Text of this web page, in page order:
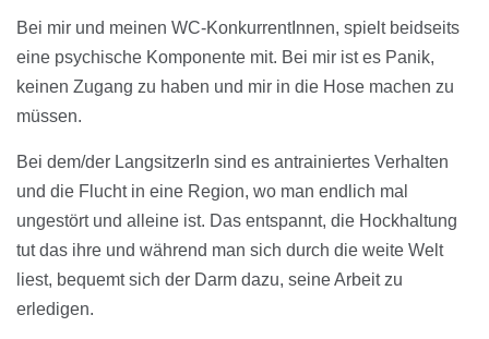
Bei mir und meinen WC-KonkurrentInnen, spielt beidseits
eine psychische Komponente mit. Bei mir ist es Panik,
keinen Zugang zu haben und mir in die Hose machen zu
müssen.
Bei dem/der LangsitzerIn sind es antrainiertes Verhalten
und die Flucht in eine Region, wo man endlich mal
ungestört und alleine ist. Das entspannt, die Hockhaltung
tut das ihre und während man sich durch die weite Welt
liest, bequemt sich der Darm dazu, seine Arbeit zu
erledigen.